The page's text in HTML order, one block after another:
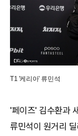
T1 '케리아' 류민석
'페이즈' 김수환과
류민석이 원거리